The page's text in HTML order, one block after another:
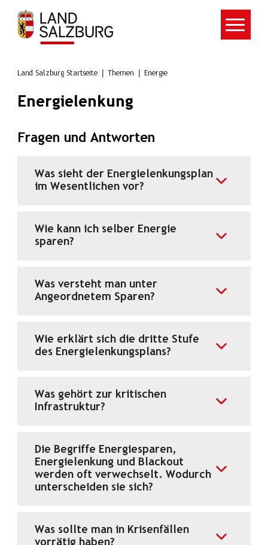
Zum Hauptinhalt springen
Land Salzburg Startseite Themen Energie
Energielenkung
Fragen und Antworten
Was sieht der Energielenkungsplan
im Wesentlichen vor?
Wie kann ich selber Energie
sparen?
Was versteht man unter
Angeordnetem Sparen?
Wie erklärt sich die dritte Stufe
des Energielenkungsplans?
Was gehört zur kritischen
Infrastruktur?
Die Begriffe Energiesparen,
Energielenkung und Blackout
werden oft verwechselt. Wodurch
unterscheiden sie sich?
Was sollte man in Krisenfällen
vorrätig haben?